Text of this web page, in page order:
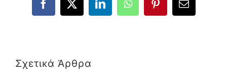
Facebook
X LinkedInWhatsAppPinterestEmail
Σχετικά Άρθρα